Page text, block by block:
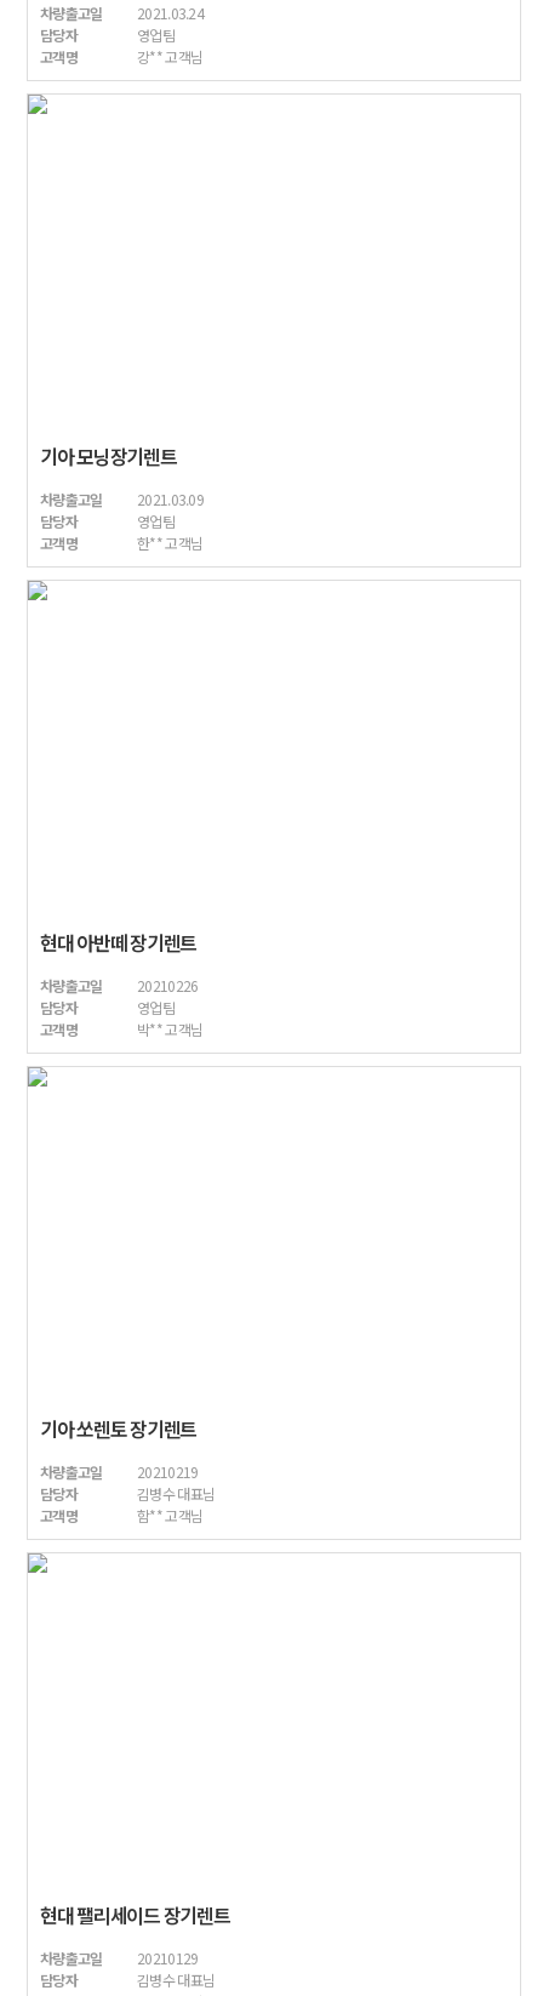
차량출고일
2021.03.24
담당자
영업팀
고객명
강** 고객님
기아 모닝장기렌트
차량출고일
2021.03.09
담당자
영업팀
고객명
한** 고객님
현대 아반떼 장기렌트
차량출고일
20210226
담당자
영업팀
고객명
박** 고객님
기아 쏘렌토 장기렌트
차량출고일
20210219
담당자
김병수 대표님
고객명
함** 고객님
현대 팰리세이드 장기렌트
차량출고일
20210129
담당자
김병수 대표님